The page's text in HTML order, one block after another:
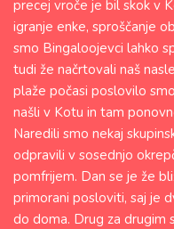
precej vroče je bil skok v
igranje enke, sproščanje
smo Bingaloojevci lahko
tudi že načrtovali naš
plaže počasi poslovilo
našli v Kotu in tam
Naredili smo nekaj
odpravili v sosednjo
pomfrijem. Dan se je že
primorani posloviti, saj je
do doma. Drug za